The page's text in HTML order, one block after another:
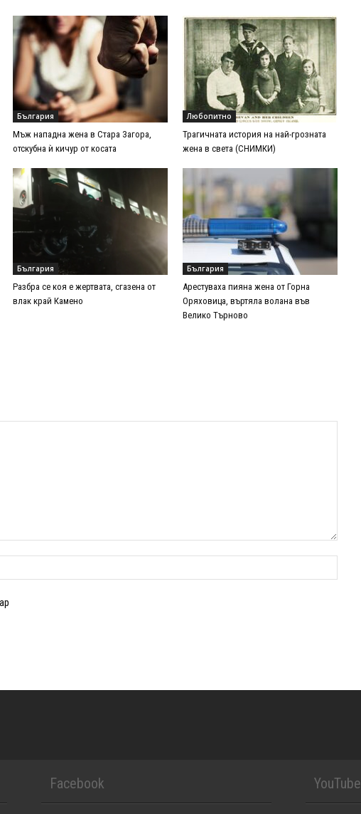
България
Мъж нападна жена в Стара Загора,
отскубна ѝ кичур от косата
Любопитно
Трагичната история на най-грозната
жена в света (СНИМКИ)
България
Разбра се коя е жертвата, сгазена от
влак край Камено
България
Арестуваха пияна жена от Горна
Оряховица, въртяла волана във
Велико Търново
Facebook YouTube